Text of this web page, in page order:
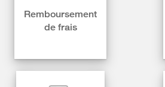
Remboursement
de frais